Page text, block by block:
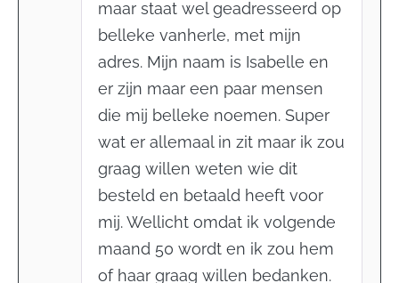
maar staat wel geadresseerd op
belleke vanherle, met mijn
adres. Mijn naam is Isabelle en
er zijn maar een paar mensen
die mij belleke noemen. Super
wat er allemaal in zit maar ik zou
graag willen weten wie dit
besteld en betaald heeft voor
mij. Wellicht omdat ik volgende
maand 50 wordt en ik zou hem
of haar graag willen bedanken.